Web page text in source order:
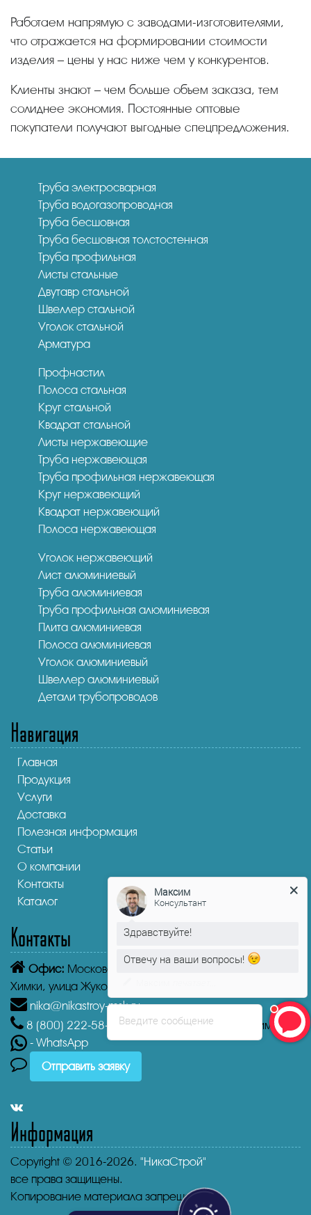
Работаем напрямую с заводами-изготовителями,
что отражается на формировании стоимости
изделия – цены у нас ниже чем у конкурентов.
Клиенты знают – чем больше объем заказа, тем
солиднее экономия. Постоянные оптовые
покупатели получают выгодные спецпредложения.
Труба электросварная
Труба водогазопроводная
Труба бесшовная
Труба бесшовная толстостенная
Труба профильная
Листы стальные
Двутавр стальной
Швеллер стальной
Уголок стальной
Арматура
Профнастил
Полоса стальная
Круг стальной
Квадрат стальной
Листы нержавеющие
Труба нержавеющая
Труба профильная нержавеющая
Круг нержавеющий
Квадрат нержавеющий
Полоса нержавеющая
Уголок нержавеющий
Лист алюминиевый
Труба алюминиевая
Труба профильная алюминиевая
Плита алюминиевая
Полоса алюминиевая
Уголок алюминиевый
Швеллер алюминиевый
Детали трубопроводов
Навигация
Главная
Продукция
Услуги
Доставка
Полезная информация
Статьи
О компании
Контакты
Каталог
Контакты
Офис: Московская область, Химки, мкр. Старые
Химки, улица Жуковского, 10
nika@nikastroy-msk.ru
8 (800) 222-58-30 Звонок бесплатный из г. Химки
- WhatsApp
Отправить заявку
Информация
Copyright © 2016-2026. "НикаСтрой"
все права защищены.
Копирование материала запрещено.
Введите сообщение
Максим
Консультант
Здравствуйте!
Отвечу на ваши вопросы!